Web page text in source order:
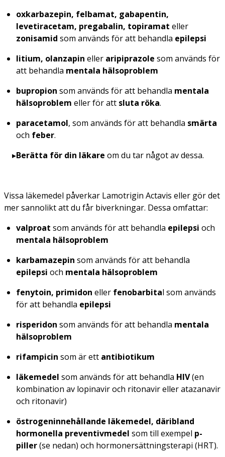
oxkarbazepin, felbamat, gabapentin,
levetiracetam, pregabalin, topiramat eller
zonisamid som används för att behandla epilepsi
litium, olanzapin eller aripiprazole som används för
att behandla mentala hälsoproblem
bupropion som används för att behandla mentala
hälsoproblem eller för att sluta röka.
paracetamol, som används för att behandla smärta
och feber.
Berätta för din läkare om du tar något av dessa.
Vissa läkemedel påverkar Lamotrigin Actavis eller gör det
mer sannolikt att du får biverkningar. Dessa omfattar:
valproat som används för att behandla epilepsi och
mentala hälsoproblem
karbamazepin som används för att behandla
epilepsi och mentala hälsoproblem
fenytoin, primidon eller fenobarbital som används
för att behandla epilepsi
risperidon som används för att behandla mentala
hälsoproblem
rifampicin som är ett antibiotikum
läkemedel som används för att behandla HIV(en
kombination av lopinavir och ritonavir eller atazanavir
och ritonavir)
östrogeninnehållande läkemedel, däribland
hormonella preventivmedel som till exempel p-
piller(se nedan) och hormonersättningsterapi (HRT).